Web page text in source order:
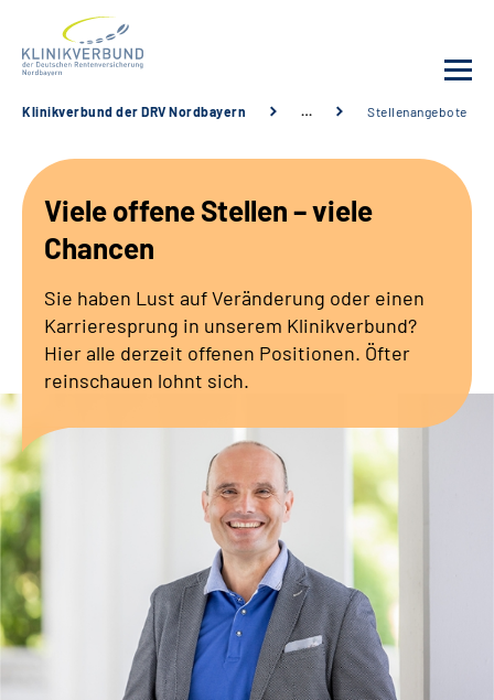
Behandlungsangebot
Karriere
Erweiterte Suche
Klinikverbund der DRV Nordbayern … Stellenangebote
Viele offene Stellen – viele
Chancen
Sie haben Lust auf Veränderung oder einen
Karrieresprung in unserem Klinikverbund?
Hier alle derzeit offenen Positionen. Öfter
reinschauen lohnt sich.